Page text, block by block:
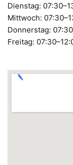
Dienstag:
Mittwoch:
Donnerstag:
Freitag: